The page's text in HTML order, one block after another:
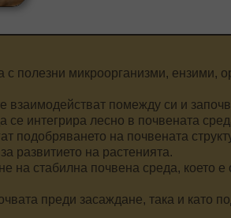
с полезни микроорганизми, ензими,
помежду си и
интегрира лесно в почвената
подобряването на почвената
развитието на растенията.
на стабилна почвена среда, което е
преди засаждане, така и като